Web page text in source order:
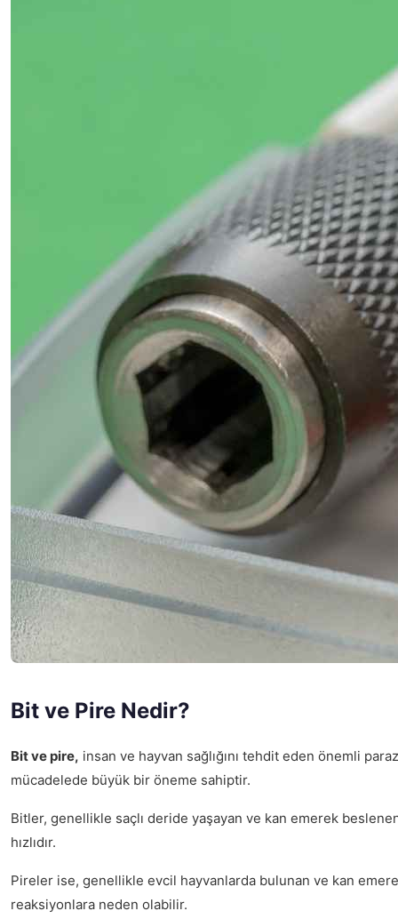
Bit ve Pire Nedir?
Bit ve pire, insan ve hayvan sağlığını tehdit eden önemli
mücadelede büyük bir öneme sahiptir.
Bitler, genellikle saçlı deride yaşayan ve kan emerek
hızlıdır.
Pireler ise, genellikle evcil hayvanlarda bulunan ve kan
reaksiyonlara neden olabilir.